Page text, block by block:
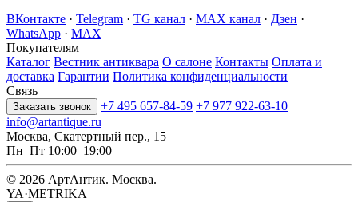
ВКонтакте · Telegram · TG канал · MAX канал · Дзен ·
WhatsApp · MAX
Покупателям
Каталог Вестник антиквара О салоне Контакты Оплата и
доставка Гарантии Политика конфиденциальности
Связь
Заказать звонок +7 495 657-84-59 +7 977 922-63-10
info@artantique.ru
Москва, Скатертный пер., 15
Пн–Пт 10:00–19:00
© 2026 АртАнтик. Москва.
YA·METRIKA